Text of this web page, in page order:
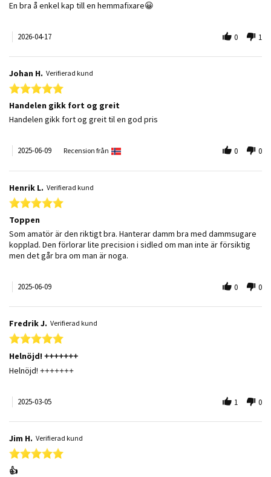
Review by Andreas N. on 17 Apr 2026
review stating Kap & gersåg
En bra å enkel kap till en hemmafixare😀
2026-04-17 0 1
Johan H. Verifierad kund
5.0 star rating
Handelen gikk fort og greit
Review by Johan H. on 9 Jun 2025
review stating Handelen gikk fort og greit
Handelen gikk fort og greit til en god pris
2025-06-09 Recension från 0 0
Henrik L. Verifierad kund
5.0 star rating
Toppen
Review by Henrik L. on 9 Jun 2025
review stating Toppen
Som amatör är den riktigt bra. Hanterar damm bra med dammsugare
kopplad. Den förlorar lite precision i sidled om man inte är försiktig
men det går bra om man är noga.
2025-06-09 0 0
Fredrik J. Verifierad kund
5.0 star rating
Helnöjd! +++++++
Review by Fredrik J. on 5 Mar 2025
review stating Helnöjd! +++++++
Helnöjd! +++++++
2025-03-05 1 0
Jim H. Verifierad kund
5.0 star rating
👍